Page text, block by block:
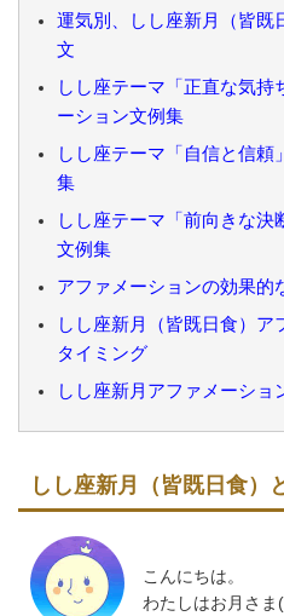
運気別、しし座新月（皆既
文
しし座テーマ「正直な気持
ーション文例集
しし座テーマ「自信と信
集
しし座テーマ「前向きな
文例集
アファメーションの効果的
しし座新月（皆既日食）
タイミング
しし座新月アファメーショ
しし座新月（皆既日食）
こんにちは。
わたしはお月さま